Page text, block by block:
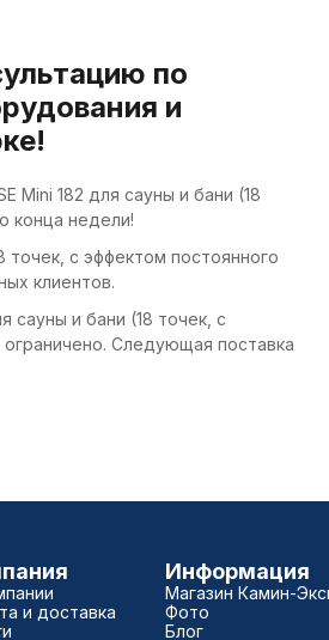
по
и
Mini 182 для сауны и бани (18
конца недели!
точек, с эффектом постоянного
клиентов.
сауны и бани (18 точек, с
Следующая поставка
и доставка
Информация
Магазин Камин-
Фото
Блог